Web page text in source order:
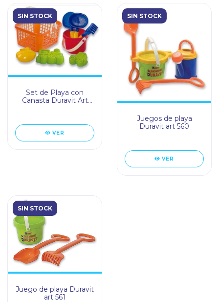
SIN STOCK
Set de Playa con
Canasta Duravit Art
VER
SIN STOCK
Juegos de playa
Duravit art 560
VER
SIN STOCK
Juego de playa Duravit
art 561